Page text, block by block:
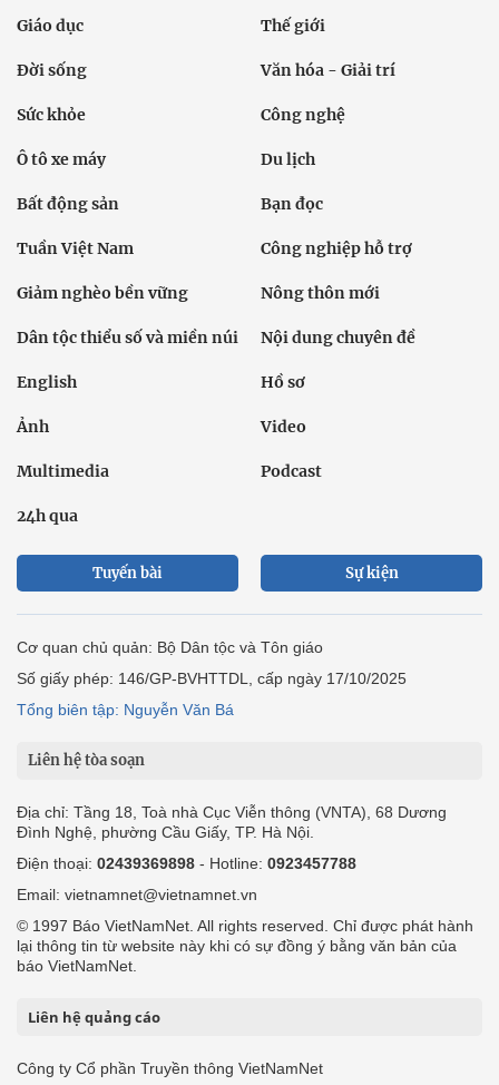
Giáo dục Thế giới
Đời sống Văn hóa - Giải trí
Sức khỏe Công nghệ
Ô tô xe máy Du lịch
Bất động sản Bạn đọc
Tuần Việt Nam Công nghiệp hỗ trợ
Giảm nghèo bền vững Nông thôn mới
Dân tộc thiểu số và miền núi Nội dung chuyên đề
English Hồ sơ
Ảnh Video
Multimedia Podcast
24h qua
Tuyến bài Sự kiện
Cơ quan chủ quản: Bộ Dân tộc và Tôn giáo
Số giấy phép: 146/GP-BVHTTDL, cấp ngày 17/10/2025
Tổng biên tập: Nguyễn Văn Bá
Liên hệ tòa soạn
Địa chỉ: Tầng 18, Toà nhà Cục Viễn thông (VNTA), 68 Dương
Đình Nghệ, phường Cầu Giấy, TP. Hà Nội.
Điện thoại: 02439369898 - Hotline: 0923457788
Email: vietnamnet@vietnamnet.vn
© 1997 Báo VietNamNet. All rights reserved. Chỉ được phát hành
lại thông tin từ website này khi có sự đồng ý bằng văn bản của
báo VietNamNet.
Liên hệ quảng cáo
Công ty Cổ phần Truyền thông VietNamNet